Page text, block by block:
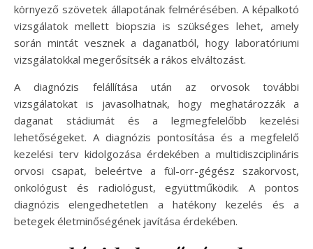
környező szövetek állapotának felmérésében. A képalkotó
vizsgálatok mellett biopszia is szükséges lehet, amely
során mintát vesznek a daganatból, hogy laboratóriumi
vizsgálatokkal megerősítsék a rákos elváltozást.
A diagnózis felállítása után az orvosok további
vizsgálatokat is javasolhatnak, hogy meghatározzák a
daganat stádiumát és a legmegfelelőbb kezelési
lehetőségeket. A diagnózis pontosítása és a megfelelő
kezelési terv kidolgozása érdekében a multidiszciplináris
orvosi csapat, beleértve a fül-orr-gégész szakorvost,
onkológust és radiológust, együttműködik. A pontos
diagnózis elengedhetetlen a hatékony kezelés és a
betegek életminőségének javítása érdekében.